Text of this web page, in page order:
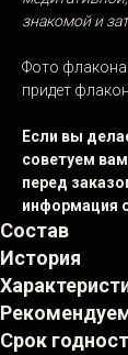
знакомой и
Фото флакона
придет
Если вы
советуем
перед
информация
Состав
История
Срок